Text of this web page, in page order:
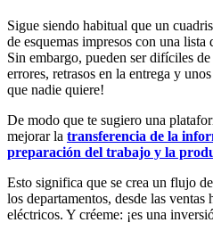
Sigue siendo habitual que un
de esquemas impresos con una lista
Sin embargo, pueden ser difíciles
errores, retrasos en la entrega y
que nadie quiere!
De modo que te sugiero una
mejorar la transferencia de la
preparación del trabajo y la
Esto significa que se crea un flujo
los departamentos, desde las ventas
eléctricos. Y créeme: ¡es una